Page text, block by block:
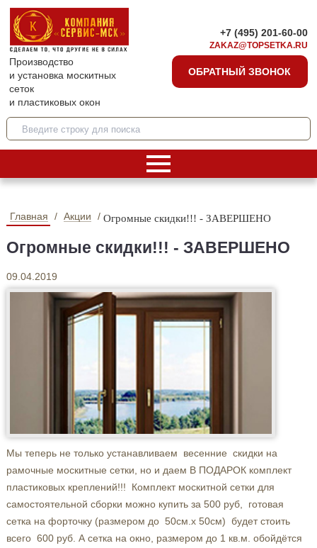
Производство
и установка москитных
сеток
и пластиковых окон
+7 (495) 201-60-00
ZAKAZ@TOPSETKA.RU
ОБРАТНЫЙ ЗВОНОК
Главная Акции Огромные скидки!!! - ЗАВЕРШЕНО
Огромные скидки!!! - ЗАВЕРШЕНО
09.04.2019
Мы теперь не только устанавливаем весенние скидки на
рамочные москитные сетки, но и даем В ПОДАРОК комплект
пластиковых креплений!!! Комплект москитной сетки для
самостоятельной сборки можно купить за 500 руб, готовая
сетка на форточку (размером до 50см.х 50см) будет стоить
всего 600 руб. А сетка на окно, размером до 1 кв.м. обойдётся